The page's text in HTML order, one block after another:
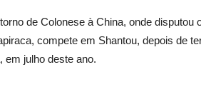
de Colonese à China, onde disputou
compete em Shantou, depois de
em julho deste ano.